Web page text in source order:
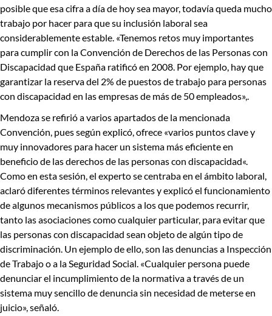
posible que esa cifra a día de hoy sea mayor, todavía queda mucho
trabajo por hacer para que su inclusión laboral sea
considerablemente estable. «Tenemos retos muy importantes
para cumplir con la Convención de Derechos de las Personas con
Discapacidad que España ratificó en 2008. Por ejemplo, hay que
garantizar la reserva del 2% de puestos de trabajo para personas
con discapacidad en las empresas de más de 50 empleados»,.
Mendoza se refirió a varios apartados de la mencionada
Convención, pues según explicó, ofrece «varios puntos clave y
muy innovadores para hacer un sistema más eficiente en
beneficio de las derechos de las personas con discapacidad«.
Como en esta sesión, el experto se centraba en el ámbito laboral,
aclaró diferentes términos relevantes y explicó el funcionamiento
de algunos mecanismos públicosa los que podemos recurrir,
tanto las asociaciones como cualquier particular, para evitar que
las personas con discapacidad sean objeto de algún tipo de
discriminación. Un ejemplo de ello, son las denuncias a Inspección
de Trabajo o a la Seguridad Social. «Cualquier persona puede
denunciar el incumplimiento de la normativa a través de un
sistema muy sencillo de denuncia sin necesidad de meterse en
juicio», señaló.